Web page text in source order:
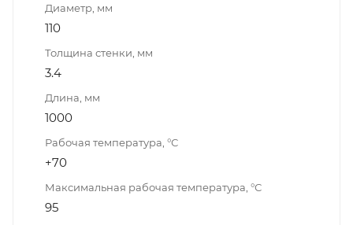
Диаметр, мм
110
Толщина стенки, мм
3.4
Длина, мм
1000
Рабочая температура, °С
+70
Максимальная рабочая температура, °С
95